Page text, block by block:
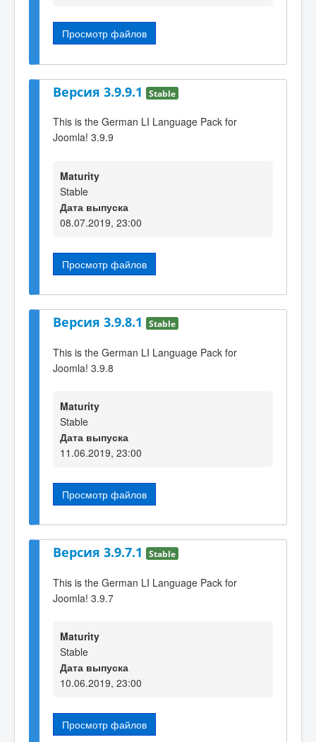
Просмотр файлов
Версия 3.9.9.1 Stable
This is the German LI Language Pack for
Joomla! 3.9.9
Maturity
Stable
Дата выпуска
08.07.2019, 23:00
Просмотр файлов
Версия 3.9.8.1 Stable
This is the German LI Language Pack for
Joomla! 3.9.8
Maturity
Stable
Дата выпуска
11.06.2019, 23:00
Просмотр файлов
Версия 3.9.7.1 Stable
This is the German LI Language Pack for
Joomla! 3.9.7
Maturity
Stable
Дата выпуска
10.06.2019, 23:00
Просмотр файлов